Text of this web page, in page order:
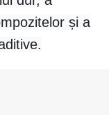
și a